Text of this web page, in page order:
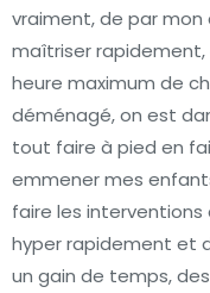
vraiment, de par
maîtriser
heure maximum de
déménagé, on est
tout faire à pied en
emmener mes
faire les
hyper rapidement et
un gain de temps,